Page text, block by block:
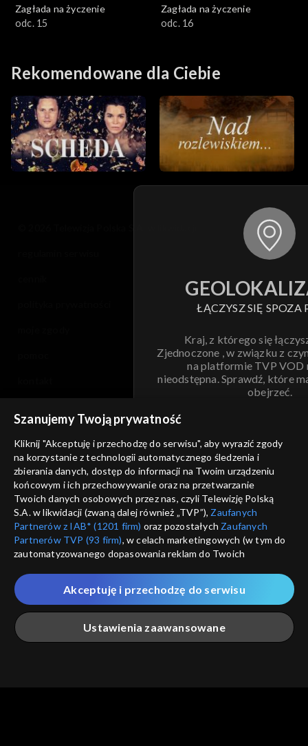
Zagłada na życzenie
odc. 15
Zagłada na życzenie
odc. 16
Rekomendowane dla Ciebie
ŁĄCZYSZ SIĘ SPOZA
Kraj, z którego się
Zjednoczone , w związku z
na platformie TVP VOD
nieodstępna. Sprawdź, które
obejrzeć.
ANULUJ
informacje o dostawcy usług
Szanujemy Twoją prywatność
Kliknij "Akceptuję i przechodzę do serwisu", aby wyrazić zgody
na korzystanie z technologii automatycznego śledzenia i
zbierania danych, dostęp do informacji na Twoim urządzeniu
końcowym i ich przechowywanie oraz na przetwarzanie
Twoich danych osobowych przez nas, czyli Telewizję Polską
S.A. w likwidacji (zwaną dalej również „TVP”), Zaufanych
Partnerów z IAB* (1201 firm) oraz pozostałych Zaufanych
Partnerów TVP (93 firm), w celach marketingowych (w tym do
zautomatyzowanego dopasowania reklam do Twoich
które wskazujemy poniżej, a także zgody na udostępnianie
przez nas identyfikatora PPID do Google.
Twoje dane osobowe zbierane podczas odwiedzania przez
Ciebie naszych
poszczególnych serwisówzwanych dalej
„Portalem”, w tym informacje zapisywane za pomocą
Ustawienia zaawansowane
Akceptuję i przechodzę do serwisu